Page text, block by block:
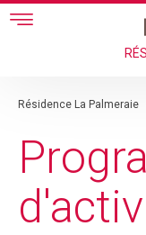
Skip to main content
Résidence La Palmeraie